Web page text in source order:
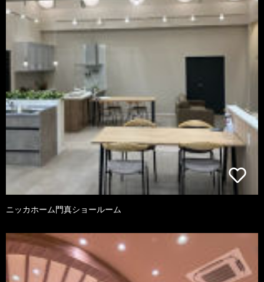
ニッカホーム門真ショールーム